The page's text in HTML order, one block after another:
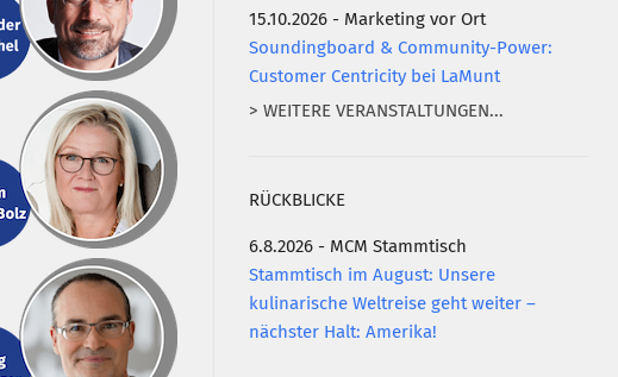
15.10.2026 - Marketing vor Ort
Soundingboard & Community-Power:
Customer Centricity bei LaMunt
> WEITERE VERANSTALTUNGEN...
RÜCKBLICKE
6.8.2026 - MCM Stammtisch
Stammtisch im August: Unsere
kulinarische Weltreise geht weiter –
nächster Halt: Amerika!